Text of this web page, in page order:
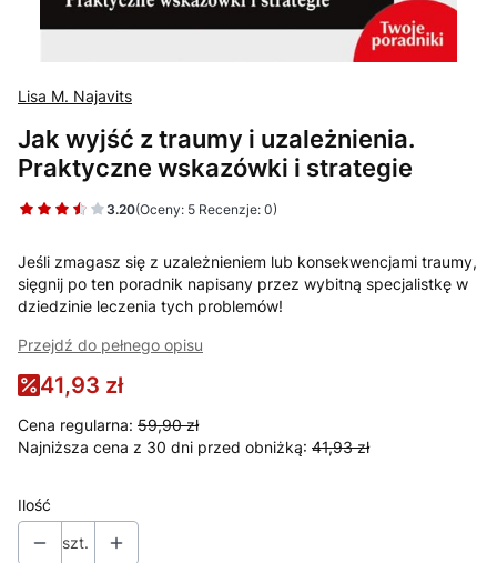
Lisa M. Najavits
Jak wyjść z traumy i uzależnienia.
Praktyczne wskazówki i strategie
3.20(Oceny: 5 Recenzje: 0)
Jeśli zmagasz się z uzależnieniem lub konsekwencjami traumy,
sięgnij po ten poradnik napisany przez wybitną specjalistkę w
dziedzinie leczenia tych problemów!
Przejdź do pełnego opisu
41,93 zł
Cena regularna: 59,90 zł
Najniższa cena z 30 dni przed obniżką: 41,93 zł
Ilość
szt.